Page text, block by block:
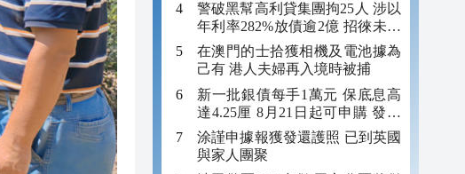
警破黑幫高利貸集團拘25人 涉以
年利率282%放債逾2億 招徠未成
年追數
在澳門的士拾獲相機及電池據為
己有 港人夫婦再入境時被捕
新一批銀債每手1萬元 保底息高
達4.25厘 8月21日起可申購 發行
金額最多550億
涂謹申據報獲發還護照 已到英國
與家人團聚